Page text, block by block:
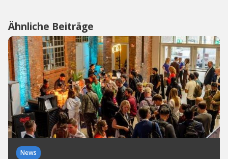
Ähnliche Beiträge
News